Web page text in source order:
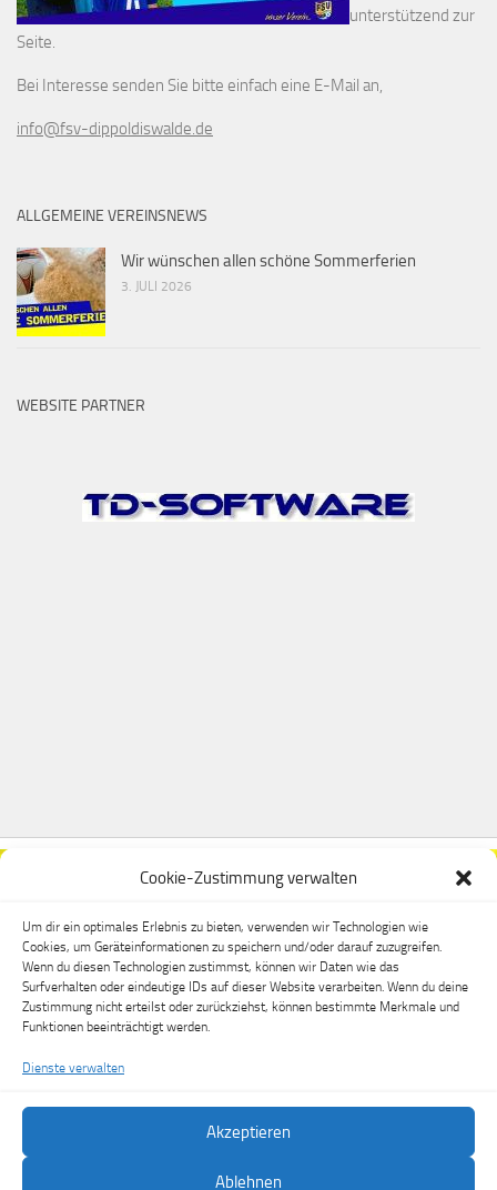
Cookie-Zustimmung verwalten
Um dir ein optimales Erlebnis zu bieten, verwenden wir Technologien wie
Cookies, um Geräteinformationen zu speichern und/oder darauf zuzugreifen.
Wenn du diesen Technologien zustimmst, können wir Daten wie das
Surfverhalten oder eindeutige IDs auf dieser Website verarbeiten. Wenn du deine
Zustimmung nicht erteilst oder zurückziehst, können bestimmte Merkmale und
Funktionen beeinträchtigt werden.
Dienste verwalten
Akzeptieren
Ablehnen
unterstützend zur
Seite.
Bei Interesse senden Sie bitte einfach eine E-Mail an,
info@fsv-dippoldiswalde.de
ALLGEMEINE VEREINSNEWS
Wir wünschen allen schöne Sommerferien
3. JULI 2026
WEBSITE PARTNER